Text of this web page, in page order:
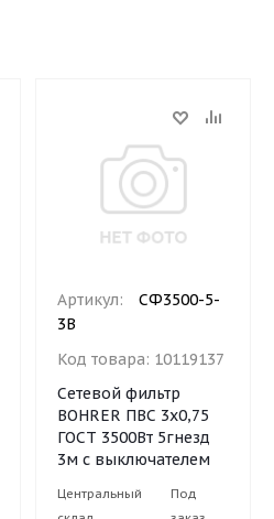
Артикул:
СФ3500-5-
3В
Код товара: 10119137
Сетевой фильтр
BOHRER ПВС 3х0,75
ГОСТ 3500Вт 5гнезд
3м с выключателем
Центральный
Под